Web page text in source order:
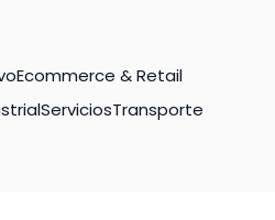
Ecommerce & Retail
ServiciosTransporte